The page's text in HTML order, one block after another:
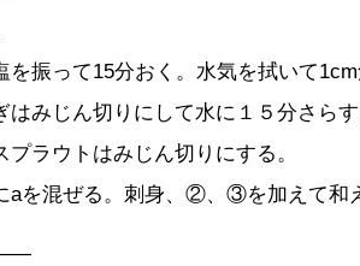
振って15分おく。水気を拭いて
みじん切りにして水に１５分さらす
ラウトはみじん切りにする。
を混ぜる。刺身、②、③を加えて和